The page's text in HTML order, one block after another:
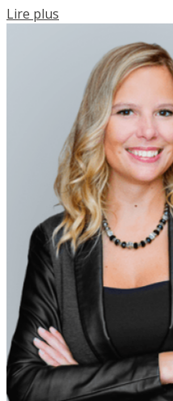
Lire plus